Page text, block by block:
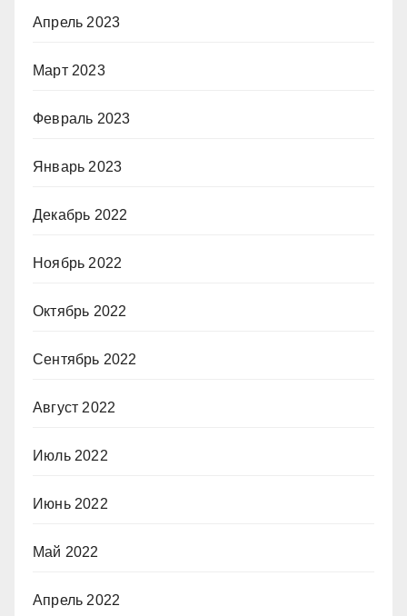
Апрель 2023
Март 2023
Февраль 2023
Январь 2023
Декабрь 2022
Ноябрь 2022
Октябрь 2022
Сентябрь 2022
Август 2022
Июль 2022
Июнь 2022
Май 2022
Апрель 2022